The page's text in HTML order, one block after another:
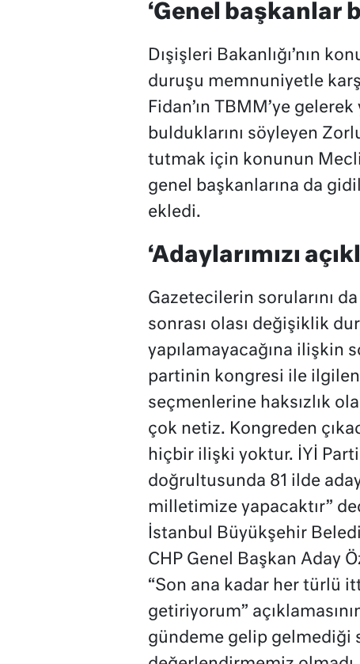
‘Genel başkanlar
Dışişleri Bakanlığı’nın
duruşu memnuniyetle
Fidan’ın TBMM’ye
bulduklarını söyleyen
tutmak için konunun
genel başkanlarına da
ekledi.
‘Adaylarımızı
Gazetecilerin sorularını
sonrası olası değişiklik
yapılamayacağına ilişkin
partinin kongresi ile
seçmenlerine haksızlık
çok netiz. Kongreden
hiçbir ilişki yoktur. İYİ Parti
doğrultusunda 81 ilde
milletimize yapacaktır”
İstanbul Büyükşehir
CHP Genel Başkan Aday
“Son ana kadar her türlü
getiriyorum”
gündeme gelip gelmediği